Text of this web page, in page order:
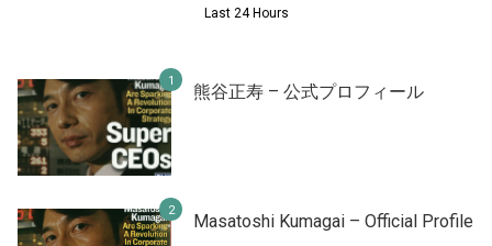
Last 24 Hours
熊谷正寿 – 公式プロフィール
Masatoshi Kumagai – Official Profile